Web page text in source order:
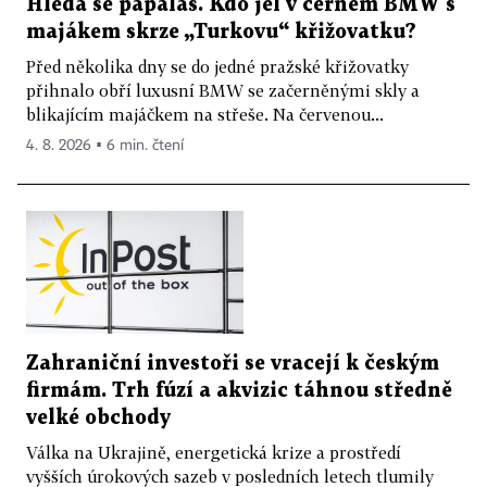
Hledá se papaláš. Kdo jel v černém BMW s
majákem skrze „Turkovu“ křižovatku?
Před několika dny se do jedné pražské křižovatky
přihnalo obří luxusní BMW se začerněnými skly a
blikajícím majáčkem na střeše. Na červenou...
4. 8. 2026 ▪ 6 min. čtení
Zahraniční investoři se vracejí k českým
firmám. Trh fúzí a akvizic táhnou středně
velké obchody
Válka na Ukrajině, energetická krize a prostředí
vyšších úrokových sazeb v posledních letech tlumily